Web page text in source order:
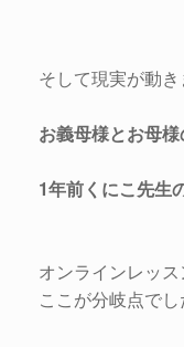
そして現実が動き
お義母様とお母様
1年前くにこ先生
オンラインレッス
ここが分岐点でし